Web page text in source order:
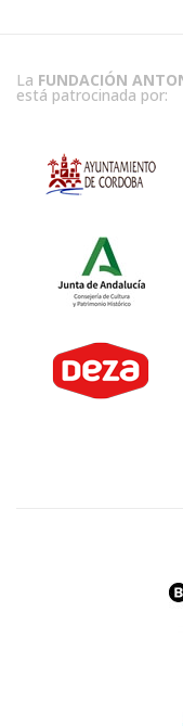
La FUNDACIÓN
está patrocinada por: